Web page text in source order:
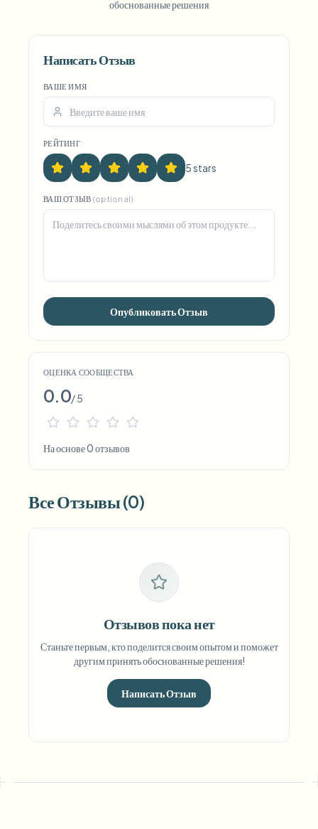
обоснованные решения
Написать Отзыв
ВАШЕ ИМЯ
РЕЙТИНГ
5stars
ВАШ ОТЗЫВ (optional)
Опубликовать Отзыв
ОЦЕНКА СООБЩЕСТВА
0.0/ 5
На основе 0 отзывов
Все Отзывы (0)
Отзывов пока нет
Станьте первым, кто поделится своим опытом и поможет
другим принять обоснованные решения!
Написать Отзыв